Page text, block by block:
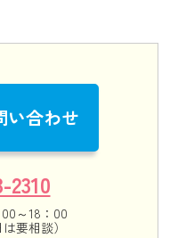
い合わせ
2310
～18：00
要相談）